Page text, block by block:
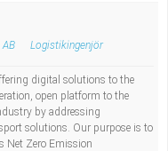
Logistikingenjör
digital solutions to the
open platform to the
by addressing
solutions. Our purpose is to
Net Zero Emission